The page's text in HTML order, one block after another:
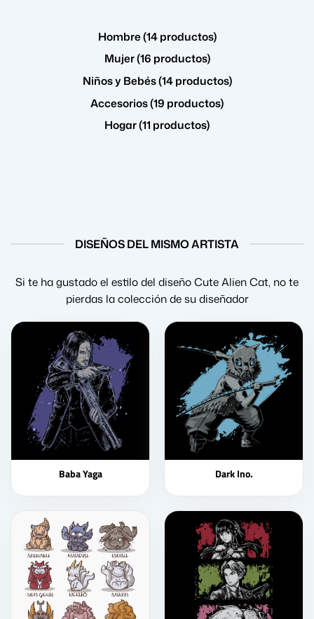
Hombre (14 productos)
Mujer (16 productos)
Niños y Bebés (14 productos)
Accesorios (19 productos)
Hogar (11 productos)
DISEÑOS DEL MISMO ARTISTA
Si te ha gustado el estilo del diseño Cute Alien Cat, no te
pierdas la colección de su diseñador
Baba Yaga Dark Ino.